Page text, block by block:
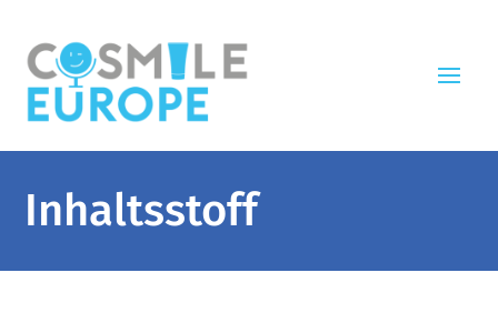
Inhaltsstoff